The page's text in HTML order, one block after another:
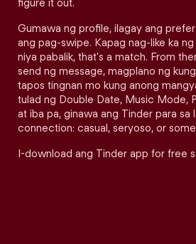
figure it out.
Gumawa ng profile, ilagay ang
ang pag-swipe. Kapag nag-like ka
niya pabalik, that's a match. From
send ng message, magplano ng
tapos tingnan mo kung anong
tulad ng Double Date, Music Mode,
at iba pa, ginawa ang Tinder para sa
connection: casual, seryoso, or
I-download ang Tinder app for free